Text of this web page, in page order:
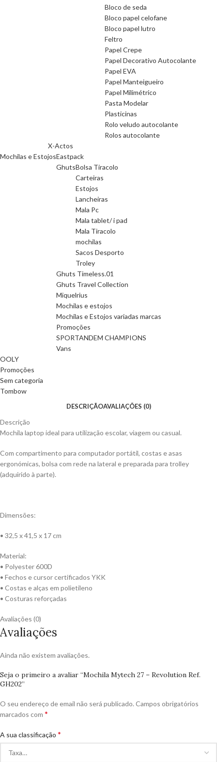
Bloco de seda
Bloco papel celofane
Bloco papel lutro
Feltro
Papel Crepe
Papel Decorativo Autocolante
Papel EVA
Papel Manteigueiro
Papel Milimétrico
Pasta Modelar
Plasticinas
Rolo veludo autocolante
Rolos autocolante
X-Actos
Mochilas e EstojosEastpack
GhutsBolsa Tiracolo
Carteiras
Estojos
Lancheiras
Mala Pc
Mala tablet/ i pad
Mala Tiracolo
mochilas
Sacos Desporto
Troley
Ghuts Timeless.01
Ghuts Travel Collection
Miquelrius
Mochilas e estojos
Mochilas e Estojos variadas marcas
Promoções
SPORTANDEM CHAMPIONS
Vans
OOLY
Promoções
Sem categoria
Tombow
DESCRIÇÃOAVALIAÇÕES (0)
Descrição
Mochila laptop ideal para utilização escolar, viagem ou casual.
Com compartimento para computador portátil, costas e asas
ergonómicas, bolsa com rede na lateral e preparada para trolley
(adquirido à parte).
Dimensões:
• 32,5 x 41,5 x 17 cm
Material:
• Polyester 600D
• Fechos e cursor certificados YKK
• Costas e alças em polietileno
• Costuras reforçadas
Avaliações (0)
Avaliações
Ainda não existem avaliações.
Seja o primeiro a avaliar “Mochila Mytech 27 – Revolution Ref.
GH202”
O seu endereço de email não será publicado. Campos obrigatórios
marcados com *
A sua classificação *